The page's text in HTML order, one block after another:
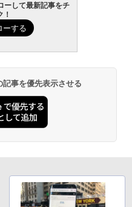
ーして最新記事をチ
！
事を優先表示させる